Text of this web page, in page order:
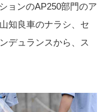
ョンのAP250部門のア
知良車のナラシ、セ
デュランスから、ス